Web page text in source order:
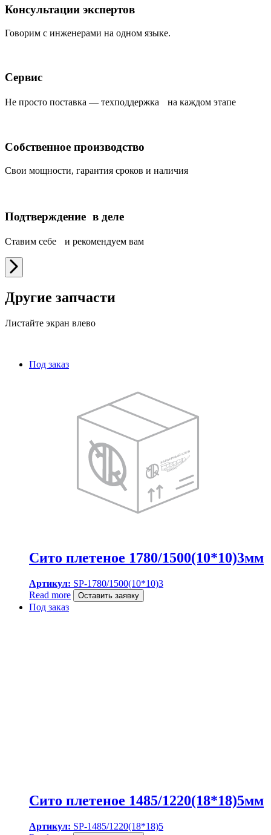
Консультации экспертов
Говорим с инженерами на одном языке.
Сервис
Не просто поставка — техподдержка на каждом этапе
Собственное производство
Свои мощности, гарантия сроков и наличия
Подтверждение в деле
Ставим себе и рекомендуем вам
Другие запчасти
Листайте экран влево
Под заказ
Сито плетеное 1780/1500(10*10)3мм
Артикул: SP-1780/1500(10*10)3
Read more
Оставить заявку
Под заказ
Сито плетеное 1485/1220(18*18)5мм
Артикул: SP-1485/1220(18*18)5